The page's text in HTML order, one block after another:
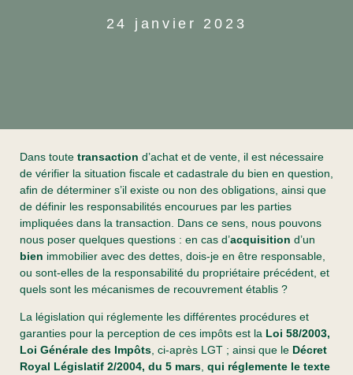
24 janvier 2023
Dans toute transaction d’achat et de vente, il est nécessaire
de vérifier la situation fiscale et cadastrale du bien en question,
afin de déterminer s’il existe ou non des obligations, ainsi que
de définir les responsabilités encourues par les parties
impliquées dans la transaction. Dans ce sens, nous pouvons
nous poser quelques questions : en cas d’acquisition d’un
bien immobilier avec des dettes, dois-je en être responsable,
ou sont-elles de la responsabilité du propriétaire précédent, et
quels sont les mécanismes de recouvrement établis ?
La législation qui réglemente les différentes procédures et
garanties pour la perception de ces impôts est la Loi 58/2003,
Loi Générale des Impôts, ci-après LGT ; ainsi que le Décret
Royal Législatif 2/2004, du 5 mars, qui réglemente le texte